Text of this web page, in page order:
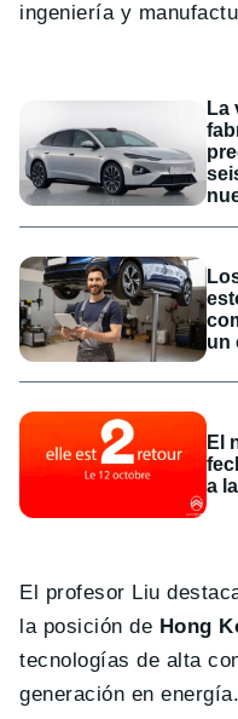
ingeniería y
La
un
El
a
El profesor Liu
la posición de Hong
tecnologías de alta
generación en